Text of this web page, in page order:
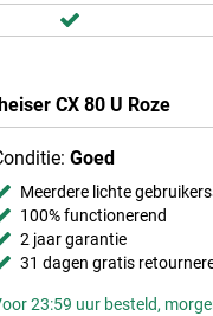
CX 80 U Roze
Goed
Meerdere lichte
100% functionerend
2 jaar garantie
31 dagen gratis
23:59 uur besteld,